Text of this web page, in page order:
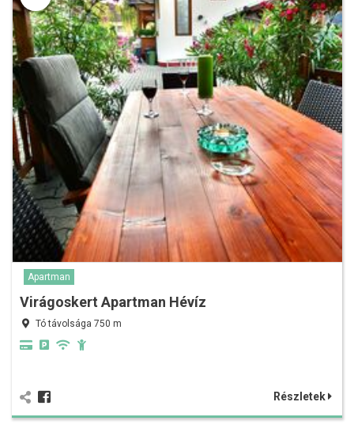
Apartman
Virágoskert Apartman Hévíz
Tó távolsága 750 m
Részletek